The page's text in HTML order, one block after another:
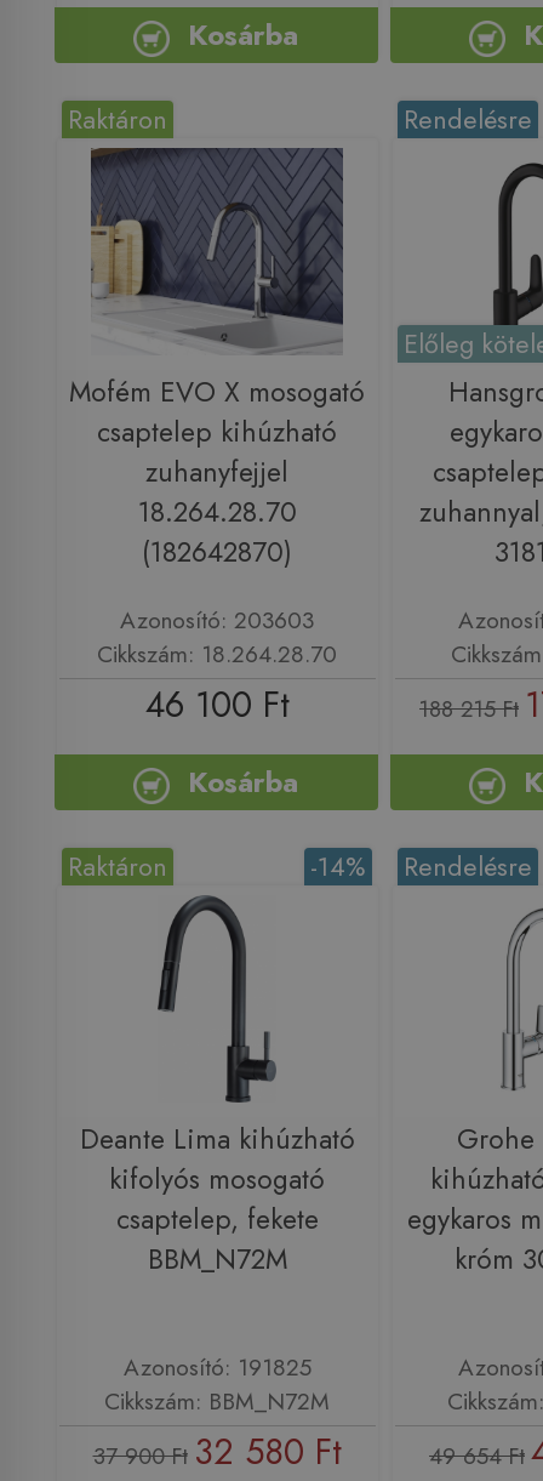
Kosárba
Raktáron
Mofém EVO X mosogató
csaptelep kihúzható
zuhanyfejjel
18.264.28.70
(182642870)
Azonosító: 203603
Cikkszám: 18.264.28.70
46 100 Ft
Kosárba
Rendelésre
Előleg
188 215 Ft
-14%
Raktáron
Deante Lima kihúzható
kifolyós mosogató
csaptelep, fekete
BBM_N72M
Azonosító: 191825
Cikkszám: BBM_N72M
37 900 Ft 32 580 Ft
Rendelésre
Grohe
egykaros
króm
49 654 Ft